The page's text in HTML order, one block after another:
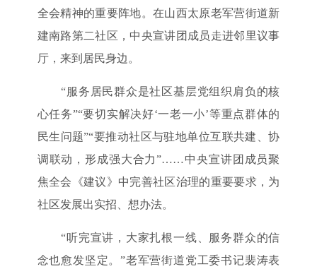
全会精神的重要阵地。在山西太原老军营街道新
建南路第二社区，中央宣讲团成员走进邻里议事
厅，来到居民身边。
“服务居民群众是社区基层党组织肩负的核
心任务”“要切实解决好‘一老一小’等重点群体的
民生问题”“要推动社区与驻地单位互联共建、协
调联动，形成强大合力”……中央宣讲团成员聚
焦全会《建议》中完善社区治理的重要要求，为
社区发展出实招、想办法。
“听完宣讲，大家扎根一线、服务群众的信
念也愈发坚定。”老军营街道党工委书记裴涛表